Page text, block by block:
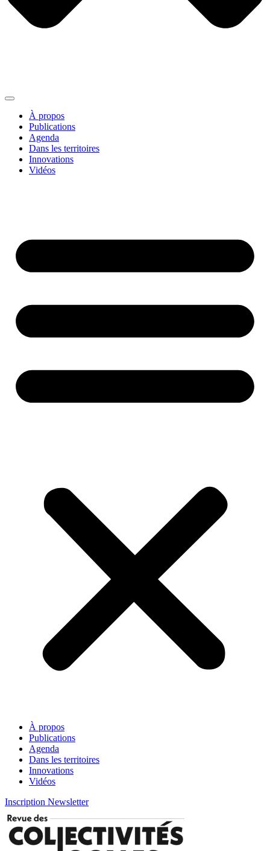
À propos
Publications
Agenda
Dans les territoires
Innovations
Vidéos
À propos
Publications
Agenda
Dans les territoires
Innovations
Vidéos
Inscription Newsletter